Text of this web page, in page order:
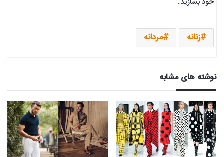
زنانه مردانه
نوشته های مشابه